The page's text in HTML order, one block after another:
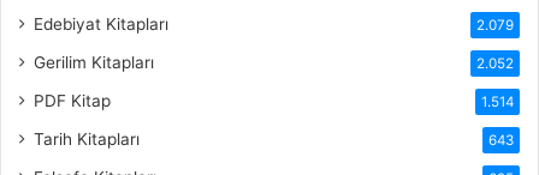
Edebiyat Kitapları 2.079
Gerilim Kitapları 2.052
PDF Kitap 1.514
Tarih Kitapları 643